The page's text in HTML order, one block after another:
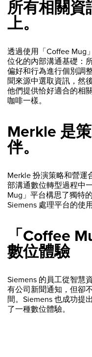
所有相關資
上。
透過使用「Coffee Mug
位化的內部溝通基礎：
偏好和行為進行個別調
聞來源中選取資訊，然
他們提供恰好適合的相
咖啡一樣。
Merkle 是
伴。
Merkle 扮演策略和營運
部溝通數位轉型過程中
Mug」平台構思了獨特
Siemens 處理平台的使
「Coffee
數位體驗
Siemens 的員工從智慧
有公司新聞通知，但卻
間。Siemens 也成功提
了一種數位體驗。